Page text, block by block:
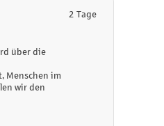
2 Tage
über die
Menschen im
wir den